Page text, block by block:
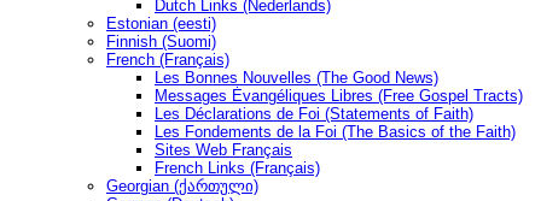
Dutch Links (Nederlands)
Estonian (eesti)
Finnish (Suomi)
French (Français)
Les Bonnes Nouvelles (The Good News)
Messages Ėvangéliques Libres (Free Gospel Tracts)
Les Déclarations de Foi (Statements of Faith)
Les Fondements de la Foi (The Basics of the Faith)
Sites Web Français
French Links (Français)
Georgian (ქართული)